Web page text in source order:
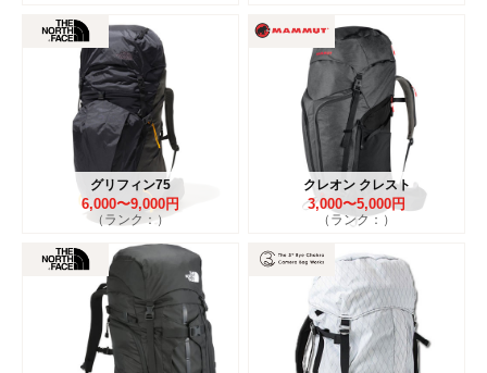
グリフィン75
6,000〜9,000円
（ランク：）
クレオン クレスト
3,000〜5,000円
（ランク：）